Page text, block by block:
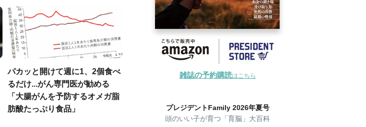
パカッと開けて週に1、2個食べ
るだけ...がん専門医が勧める
「大腸がんを予防するオメガ脂
肪酸たっぷり食品」
雑誌の予約購読はこちら
プレジデントFamily 2026年夏号
頭のいい子が育つ「育脳」大百科